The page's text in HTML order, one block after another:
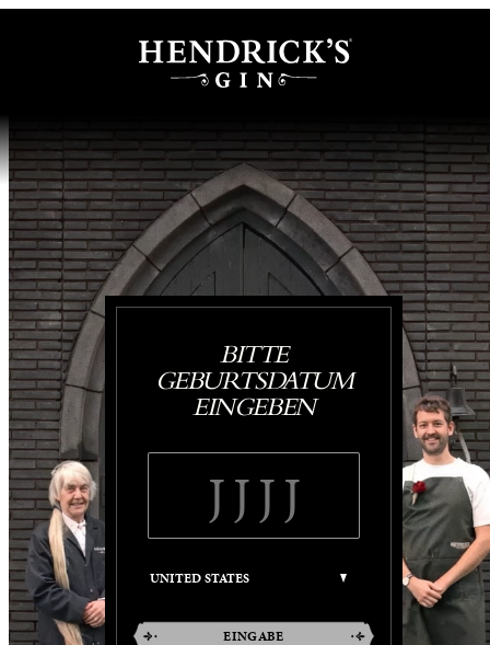
BITTE
GEBURTSDATUM
EINGEBEN
EINGABE